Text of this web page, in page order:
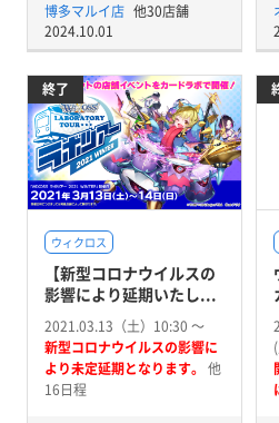
博多マルイ店 他30店舗
2024.10.01
終了
ウィクロス
【新型コロナウイルスの
影響により延期いたし...
2021.03.13（土）10:30 〜
新型コロナウイルスの影響に
より未定延期となります。 他
16日程